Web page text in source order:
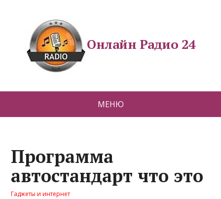
Онлайн Радио 24
МЕНЮ
Программа
автостандарт что это
Гаджеты и интернет